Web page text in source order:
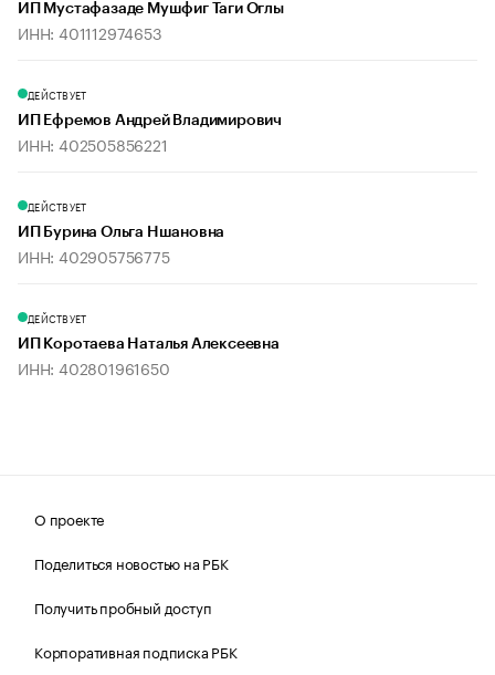
ИП Мустафазаде Мушфиг Таги Оглы
ИНН: 401112974653
ДЕЙСТВУЕТ
ИП Ефремов Андрей Владимирович
ИНН: 402505856221
ДЕЙСТВУЕТ
ИП Бурина Ольга Ншановна
ИНН: 402905756775
ДЕЙСТВУЕТ
ИП Коротаева Наталья Алексеевна
ИНН: 402801961650
О проекте
Поделиться новостью на РБК
Получить пробный доступ
Корпоративная подписка РБК